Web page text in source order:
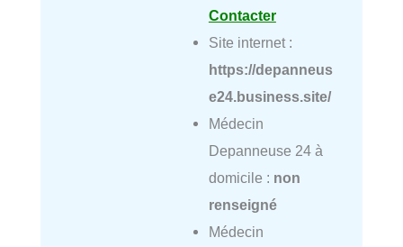
Contacter
Site internet :
https://depanneus
e24.business.site/
Médecin
Depanneuse 24 à
domicile : non
renseigné
Médecin